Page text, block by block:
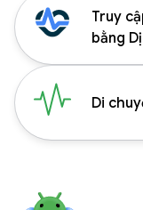
Truy
bằng
Di